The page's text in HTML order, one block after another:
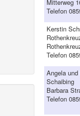
Mitterweg
Telefon
Kerstin
Telefon
Angela
Schaibing
Barbara
Telefon